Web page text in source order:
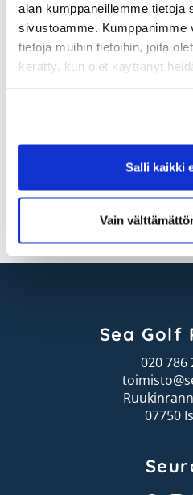
alan kumppaneillemme tietoja
sivustoamme. Kumppanimme
tietoja muihin tietoihin, joita
kerätty, kun olet käyttänyt
Salli kaikki
Vain
Maksut:
- 55e tai pelilippu + 30e
- Pelioikeuden haltijat 27e
Kilpailumaksu sisältää lounaan
Tasoitus ei voi olla suurempi,
HCP LP, 3 parasta joukkuetta
SCR, paras joukkue palkitaan.
Sea Golf
020 786
07750